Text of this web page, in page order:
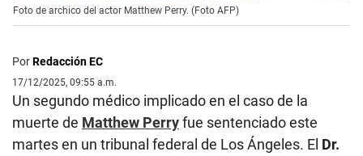
Foto de archico del actor Matthew Perry. (Foto AFP)
PorRedacción EC
17/12/2025, 09:55 a.m.
Un segundo médico implicado en el caso de la
muerte de Matthew Perryfue sentenciado este
martes en un tribunal federal de Los Ángeles. El Dr.